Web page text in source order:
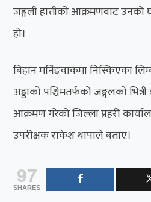
जङ्गली हात्तीको आक्रमणबाट
हो।
बिहान मर्निङवाकमा निस्किएका
अड्डाको पश्चिमतर्फको जङ्गलको भित्री
आक्रमण गरेको जिल्ला प्रहरी
उपरीक्षक राकेश थापाले बताए।
97
SHARES